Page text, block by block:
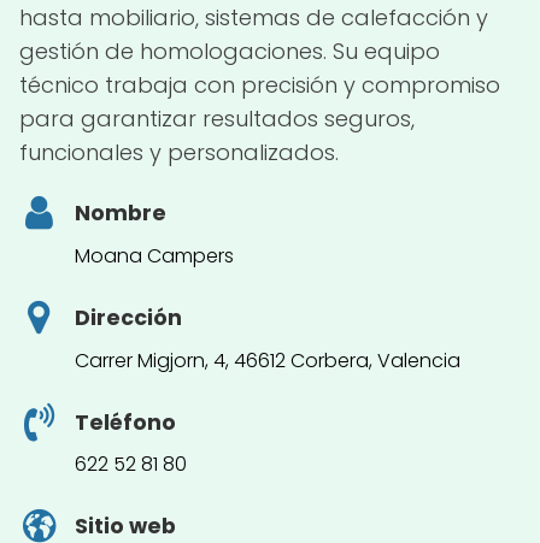
hasta mobiliario, sistemas de calefacción y
gestión de homologaciones. Su equipo
técnico trabaja con precisión y compromiso
para garantizar resultados seguros,
funcionales y personalizados.
Nombre
Moana Campers
Dirección
Carrer Migjorn, 4, 46612 Corbera, Valencia
Teléfono
622 52 81 80
Sitio web